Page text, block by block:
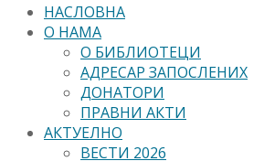
НАСЛОВНА
О НАМА
О БИБЛИОТЕЦИ
АДРЕСАР ЗАПОСЛЕНИХ
ДОНАТОРИ
ПРАВНИ АКТИ
АКТУЕЛНО
ВЕСТИ 2026